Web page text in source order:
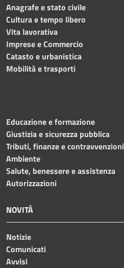
Anagrafe e stato civile
Cultura e tempo libero
Vita lavorativa
Imprese e Commercio
Catasto e urbanistica
Mobilità e trasporti
Educazione e formazione
Giustizia e sicurezza pubblica
Tributi, finanze e contravvenzioni
Ambiente
Salute, benessere e assistenza
Autorizzazioni
NOVITÀ
Notizie
Comunicati
Avvisi